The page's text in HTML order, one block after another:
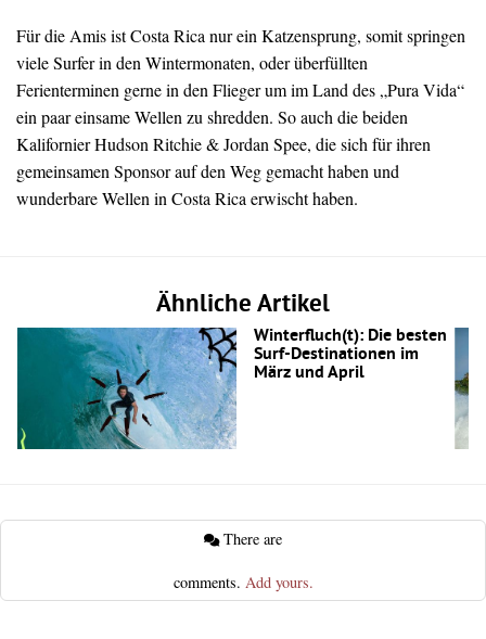
Für die Amis ist Costa Rica nur ein Katzensprung, somit springen
viele Surfer in den Wintermonaten, oder überfüllten
Ferienterminen gerne in den Flieger um im Land des „Pura Vida“
ein paar einsame Wellen zu shredden. So auch die beiden
Kalifornier Hudson Ritchie & Jordan Spee, die sich für ihren
gemeinsamen Sponsor auf den Weg gemacht haben und
wunderbare Wellen in Costa Rica erwischt haben.
Ähnliche Artikel
Winterfluch(t): Die besten
Surf-Destinationen im
März und April
comments. Add yours.